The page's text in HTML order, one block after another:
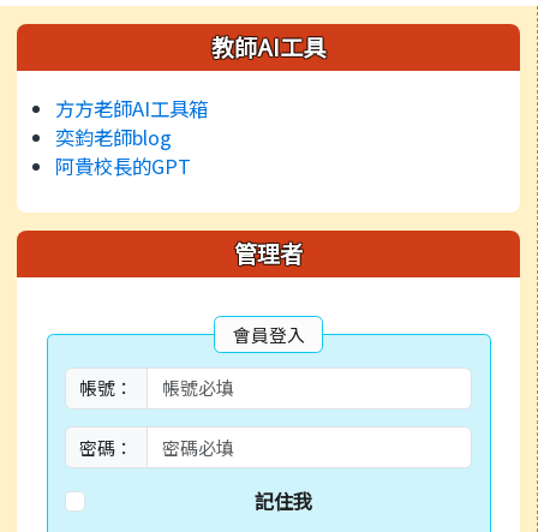
左邊區域內容 教師AI工具
方方老師AI工具箱
奕鈞老師blog
阿貴校長的GPT
管理者
會員登入
帳號：
密碼：
記住我